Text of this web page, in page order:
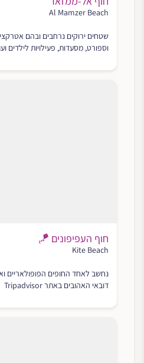
Al Mamzer Beach
שטחים ירוקים נרחבים ובהם
וספורט, מסעדות, פעילויות לילדים
חוף העפיפונים 🪁
Kite Beach
נחשב לאחד החופים הפופולאריים
דובאי האהובים באתר Tripadvisor